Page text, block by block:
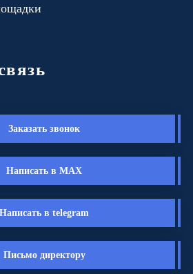
Заказать звонок
Написать в MAX
Написать в telegram
Письмо директору